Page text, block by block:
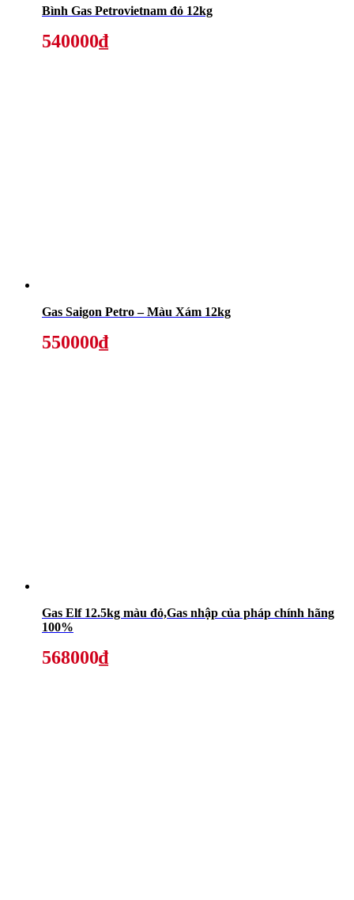
Bình Gas Petrovietnam đỏ 12kg
540000₫
Gas Saigon Petro – Màu Xám 12kg
550000₫
Gas Elf 12.5kg màu đỏ,Gas nhập của pháp chính hãng
100%
568000₫